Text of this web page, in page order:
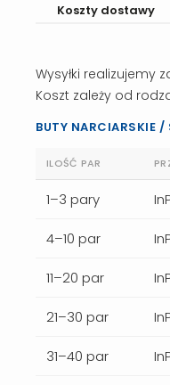
Koszty dostawy
Wysyłki realizujemy
Koszt zależy od
BUTY NARCIARSKIE /
ILOŚĆ PAR
1–3 pary
4–10 par
11–20 par
21–30 par
31–40 par